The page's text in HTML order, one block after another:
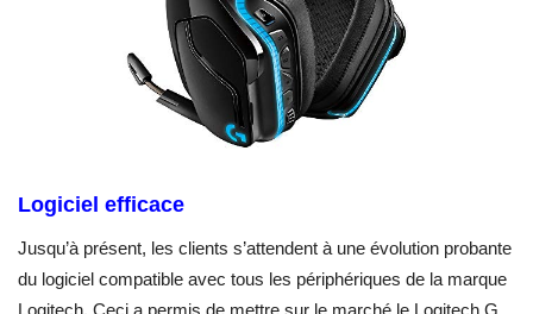
Logiciel efficace
Jusqu’à présent, les clients s’attendent à une évolution probante
du logiciel compatible avec tous les périphériques de la marque
Logitech. Ceci a permis de mettre sur le marché le Logitech G